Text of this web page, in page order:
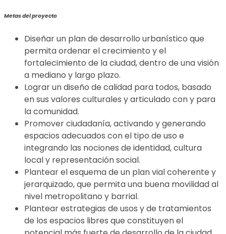
Metas del proyecto
Diseñar un plan de desarrollo urbanístico que
permita ordenar el crecimiento y el
fortalecimiento de la ciudad, dentro de una visión
a mediano y largo plazo.
Lograr un diseño de calidad para todos, basado
en sus valores culturales y articulado con y para
la comunidad.
Promover ciudadanía, activando y generando
espacios adecuados con el tipo de uso e
integrando las nociones de identidad, cultura
local y representación social.
Plantear el esquema de un plan vial coherente y
jerarquizado, que permita una buena movilidad al
nivel metropolitano y barrial.
Plantear estrategias de usos y de tratamientos
de los espacios libres que constituyen el